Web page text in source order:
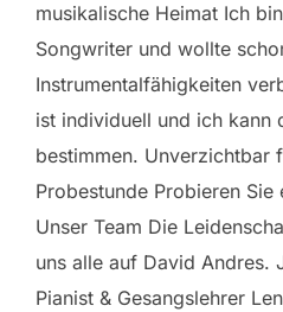
musikalische Heimat Ich
Songwriter und wollte
Instrumentalfähigkeiten
ist individuell und ich kann
bestimmen. Unverzichtbar
Probestunde Probieren
Unser Team Die
uns alle auf David Andres.
Pianist & Gesangslehrer